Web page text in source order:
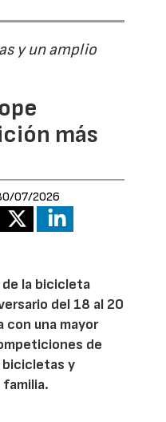
y un amplio
más
07/2026
la bicicleta
del 18 al 20
con una mayor
de
bicicletas y